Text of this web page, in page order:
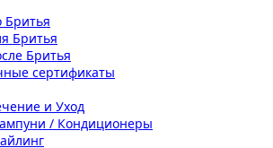
Бритья
Бритья
Бритья
сертификаты
и Уход
/ Кондиционеры